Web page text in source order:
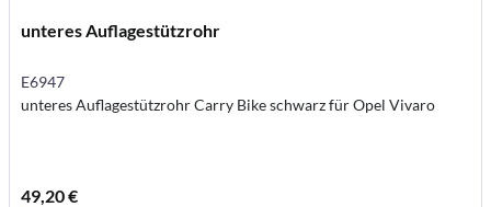
unteres Auflagestützrohr
E6947
unteres Auflagestützrohr Carry Bike schwarz für Opel Vivaro
49,20 €